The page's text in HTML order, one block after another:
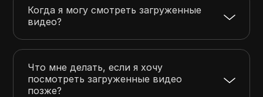
Когда я могу смотреть загруженные
видео?
Что мне делать, если я хочу
посмотреть загруженные видео
позже?